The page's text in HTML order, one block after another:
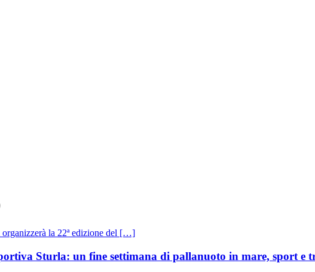
Sturla: un fine settimana di pallanuoto in mare, sport e